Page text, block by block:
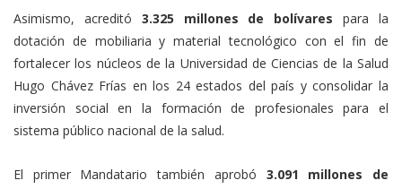
Asimismo, acreditó 3.325 millones de bolívares para la
dotación de mobiliaria y material tecnológico con el fin de
fortalecer los núcleos de la Universidad de Ciencias de la Salud
Hugo Chávez Frías en los 24 estados del país y consolidar la
inversión social en la formación de profesionales para el
sistema público nacional de la salud.
El primer Mandatario también aprobó 3.091 millones de